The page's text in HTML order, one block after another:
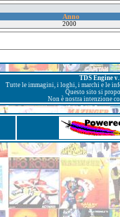
Anno
2000
TDS Engine
Tutte le immagini, i loghi, i marchi e le
Questo sito si
Non è nostra intenzione